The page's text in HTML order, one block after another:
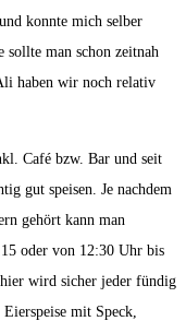
konnte mich selber
sollte man schon zeitnah
haben wir noch relativ
Café bzw. Bar und seit
gut speisen. Je nachdem
gehört kann man
oder von 12:30 Uhr bis
wird sicher jeder fündig
mit Speck,